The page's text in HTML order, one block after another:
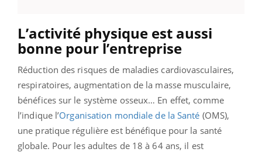
L’activité physique est aussi
bonne pour l’entreprise
Réduction des risques de maladies cardiovasculaires,
respiratoires, augmentation de la masse musculaire,
bénéfices sur le système osseux… En effet, comme
l’indique l’Organisation mondiale de la Santé (OMS),
une pratique régulière est bénéfique pour la santé
globale. Pour les adultes de 18 à 64 ans, il est